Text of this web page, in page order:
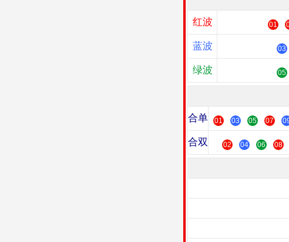
红波 01
蓝波 03
绿波 05
合单 01 03 05 07
合双 02 04 06 08